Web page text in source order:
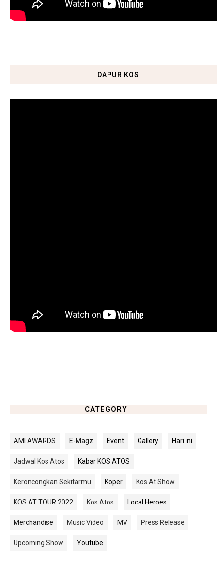
DAPUR KOS
CATEGORY
AMI AWARDS E-Magz Event Gallery Hari ini
Jadwal Kos Atos Kabar KOS ATOS
Keroncongkan Sekitarmu Koper Kos At Show
KOS AT TOUR 2022 Kos Atos Local Heroes
Merchandise Music Video MV Press Release
Upcoming Show Youtube